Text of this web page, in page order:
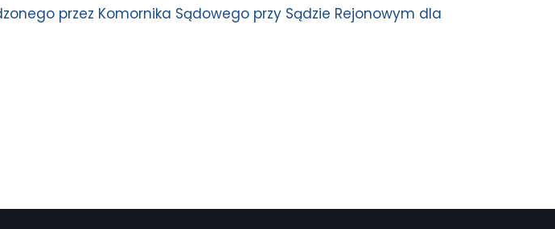
przez Komornika Sądowego przy Sądzie Rejonowym dla